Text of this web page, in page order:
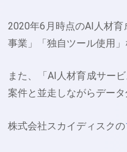
2020年6月時点のAI人材
事業」「独自ツール使用
また、「AI人材育成サー
案件と並走しながらデー
株式会社スカイディスクの